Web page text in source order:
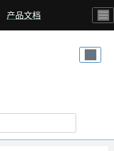
产品文档